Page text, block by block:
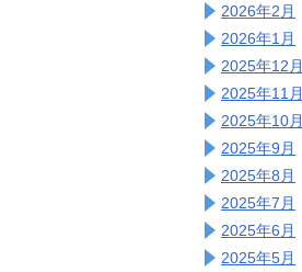
2026年2月
2026年1月
2025年12月
2025年11月
2025年10月
2025年9月
2025年8月
2025年7月
2025年6月
2025年5月